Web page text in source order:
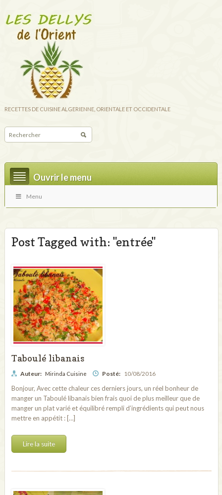
RECETTES DE CUISINE ALGERIENNE, ORIENTALE ET OCCIDENTALE
Ouvrir le menu
Menu
Post Tagged with: "entrée"
Taboulé libanais
Auteur: Mirinda Cuisine Posté: 10/08/2016
Bonjour, Avec cette chaleur ces derniers jours, un réel bonheur de
manger un Taboulé libanais bien frais quoi de plus meilleur que de
manger un plat varié et équilibré rempli d’ingrédients qui peut nous
mettre en appétit : […]
Lire la suite